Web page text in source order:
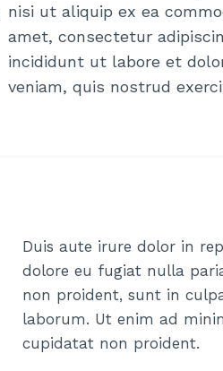
nisi ut aliquip ex ea
amet, consectetur
incididunt ut labore et
veniam, quis nostrud
Duis aute irure dolor in
dolore eu fugiat nulla
non proident, sunt in
laborum. Ut enim ad
cupidatat non proident.